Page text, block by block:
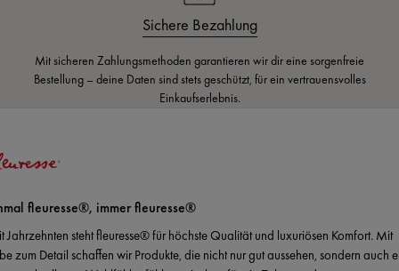
Sichere Bezahlung
Mit sicheren Zahlungsmethoden garantieren wir dir eine sorgenfreie
Bestellung – deine Daten sind stets geschützt, für ein vertrauensvolles
Einkaufserlebnis.
fleuresse®, immer fleuresse®
Jahrzehnten steht fleuresse® für höchste Qualität und luxuriösen Komfort. Mit
zum Detail schaffen wir Produkte, die nicht nur gut aussehen, sondern auch